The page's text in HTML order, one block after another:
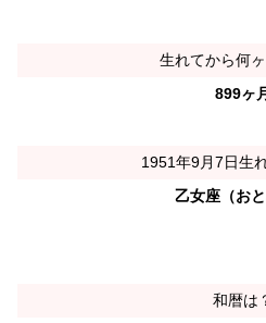
生れてから何
899ヶ
1951年9月7日生
乙女座（おと
和暦は